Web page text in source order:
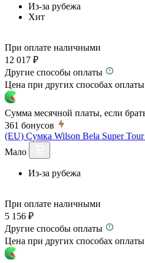
Из-за рубежа
Хит
При оплате наличными
12 017 ₽
Другие способы оплаты
Цена при других способах оплаты
Сумма месячной платы, если
361 бонусов
(EU) Сумка Wilson Bela Super Tour
Мало
Из-за рубежа
При оплате наличными
5 156 ₽
Другие способы оплаты
Цена при других способах оплаты